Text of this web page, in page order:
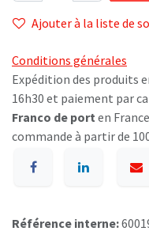
Ajouter à la liste de
Conditions générales
Expédition des produits
16h30 et paiement par
Franco de port en
commande à partir de
Référence interne: